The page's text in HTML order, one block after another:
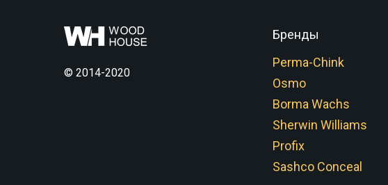
© 2014-2020
Бренды
Perma-Chink
Osmo
Borma Wachs
Sherwin Williams
Profix
Sashco Conceal